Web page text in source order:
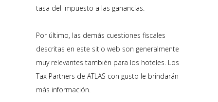
tasa del impuesto a las ganancias.
Por último, las demás cuestiones fiscales
descritas en este sitio web son generalmente
muy relevantes también para los hoteles. Los
Tax Partners de ATLAS con gusto le brindarán
más información.